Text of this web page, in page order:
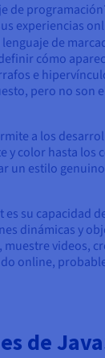
de
experiencias
de
cómo
e
pero no son
a los
color hasta los
un estilo
su capacidad
dinámicas y
videos,
online,
de